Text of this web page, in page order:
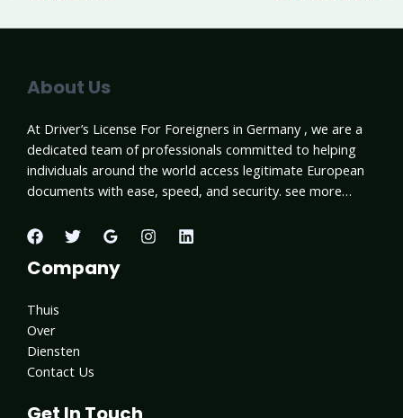
About Us
At Driver’s License For Foreigners in Germany , we are a
dedicated team of professionals committed to helping
individuals around the world access legitimate European
documents with ease, speed, and security. see more…
Company
Thuis
Over
Diensten
Contact Us